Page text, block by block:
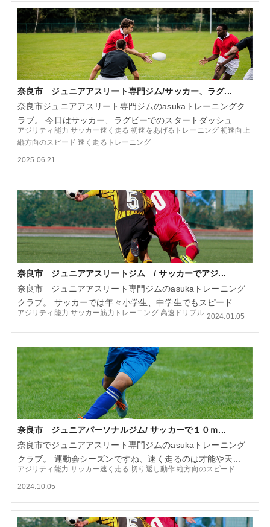
奈良市 ジュニアアスリート専門ジム/サッカー、ラグ...
奈良市ジュニアアスリート専門ジムのasukaトレーニングク
ラブ。 今日はサッカー、ラグビーでのスタートダッシュ...
アジリティ能力 サッカー速く走る 初速をあげるトレーニング 初速向上
縦方向のスピード 速く走るトレーニング
2025.06.21
奈良市 ジュニアアスリートジム / サッカーでアジ...
奈良市 ジュニアアスリート専門ジムのasukaトレーニング
クラブ。 サッカーでは年々小学生、中学生でもスピード...
アジリティ能力 サッカー筋力トレーニング 高速ドリブル 2024.01.05
奈良市 ジュニアパーソナルジム/ サッカーで１０ｍ...
奈良市でジュニアアスリート専門ジムのasukaトレーニング
クラブ。 運動会シーズンですね、速く走るのは才能や天...
アジリティ能力 サッカー速く走る 切り返し動作 縦方向のスピード
2024.10.05